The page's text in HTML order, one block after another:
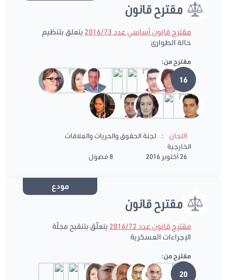
مقترح قانون
مقترح قانون أساسي عدد 2016/73
يتعلق بتنظيم
حالة الطوارئ
مقترح من:
16
اللجان :
لجنة الحقوق والحريات والعلاقات
الخارجية
26 أكتوبر 2016
8 فصول
مودع
مقترح قانون
مقترح قانون عدد 2016/72
يتعلّق بتنقيح مجلّة
الإجراءات العسكرية
مقترح من:
20